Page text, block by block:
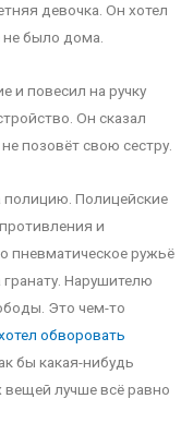
девочка. Он хотел
не было дома.
и повесил на ручку
Он сказал
позовёт свою сестру.
полицию. Полицейские
и
пневматическое ружьё
Нарушителю
Это чем-то
обворовать
бы какая-нибудь
лучше всё равно